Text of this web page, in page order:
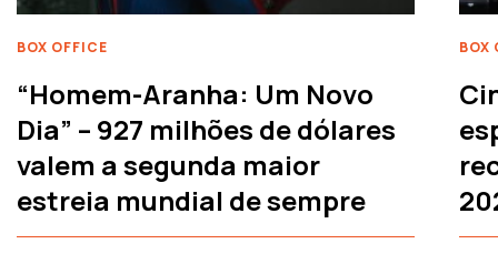
BOX OFFICE
“Homem-Aranha: Um Novo
Dia” – 927 milhões de dólares
valem a segunda maior
estreia mundial de sempre
BOX